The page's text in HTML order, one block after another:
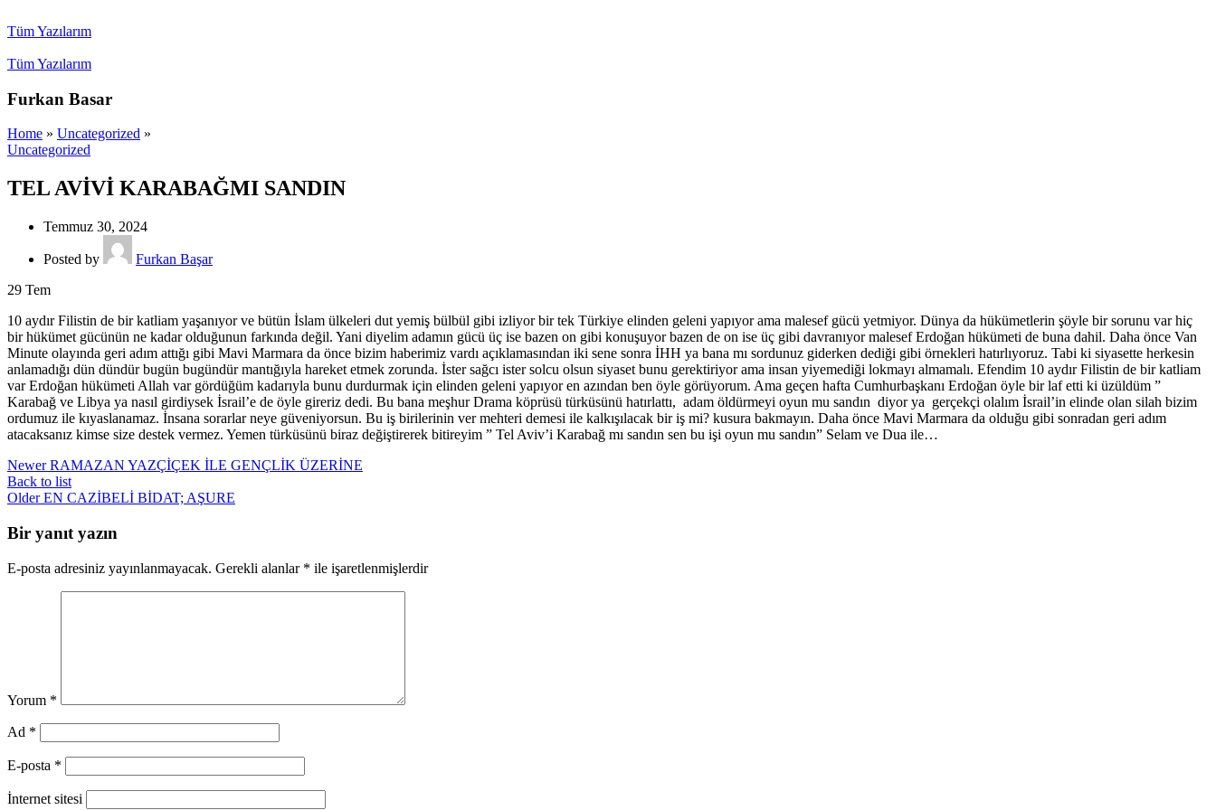
Tüm Yazılarım
Tüm Yazılarım
Furkan Basar
Home » Uncategorized »
Uncategorized
TEL AVİVİ KARABAĞMI SANDIN
Temmuz 30, 2024
Posted by
Furkan Başar
29 Tem
10 aydır Filistin de bir katliam yaşanıyor ve bütün İslam ülkeleri dut yemiş bülbül gibi izliyor bir tek Türkiye elinden geleni yapıyor ama malesef gücü yetmiyor. Dünya da hükümetlerin şöyle bir sorunu var hiç
bir hükümet gücünün ne kadar olduğunun farkında değil. Yani diyelim adamın gücü üç ise bazen on gibi konuşuyor bazen de on ise üç gibi davranıyor malesef Erdoğan hükümeti de buna dahil. Daha önce Van
Minute olayında geri adım attığı gibi Mavi Marmara da önce bizim haberimiz vardı açıklamasından iki sene sonra İHH ya bana mı sordunuz giderken dediği gibi örnekleri hatırlıyoruz. Tabi ki siyasette herkesin
anlamadığı dün dündür bugün bugündür mantığıyla hareket etmek zorunda. İster sağcı ister solcu olsun siyaset bunu gerektiriyor ama insan yiyemediği lokmayı almamalı. Efendim 10 aydır Filistin de bir katliam
var Erdoğan hükümeti Allah var gördüğüm kadarıyla bunu durdurmak için elinden geleni yapıyor en azından ben öyle görüyorum. Ama geçen hafta Cumhurbaşkanı Erdoğan öyle bir laf etti ki üzüldüm ”
Karabağ ve Libya ya nasıl girdiysek İsrail’e de öyle gireriz dedi. Bu bana meşhur Drama köprüsü türküsünü hatırlattı, adam öldürmeyi oyun mu sandın diyor ya gerçekçi olalım İsrail’in elinde olan silah bizim
ordumuz ile kıyaslanamaz. İnsana sorarlar neye güveniyorsun. Bu iş birilerinin ver mehteri demesi ile kalkışılacak bir iş mi? kusura bakmayın. Daha önce Mavi Marmara da olduğu gibi sonradan geri adım
atacaksanız kimse size destek vermez. Yemen türküsünü biraz değiştirerek bitireyim ” Tel Aviv’i Karabağ mı sandın sen bu işi oyun mu sandın” Selam ve Dua ile…
Newer RAMAZAN YAZÇİÇEK İLE GENÇLİK ÜZERİNE
Back to list
Older EN CAZİBELİ BİDAT; AŞURE
Bir yanıt yazın
E-posta adresiniz yayınlanmayacak. Gerekli alanlar * ile işaretlenmişlerdir
Yorum *
Ad *
E-posta *
İnternet sitesi